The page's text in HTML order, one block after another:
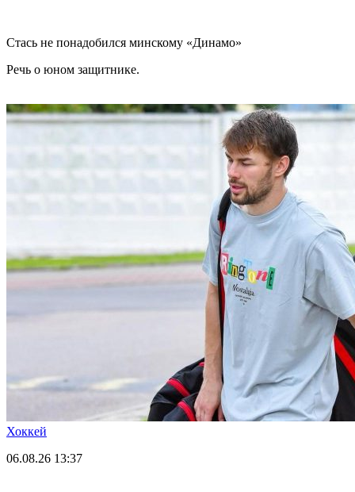
Стась не понадобился минскому «Динамо»
Речь о юном защитнике.
Хоккей
06.08.26 13:37